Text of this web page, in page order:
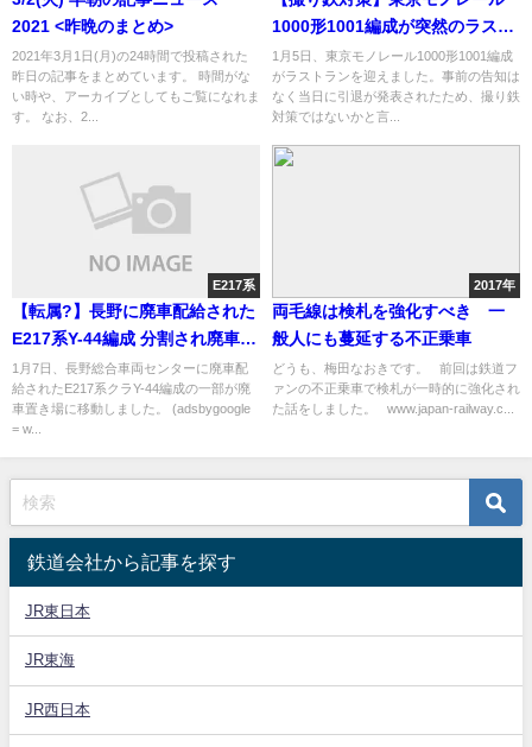
2021 <昨晩のまとめ>
2021年3月1日(月)の24時間で投稿された
昨日の記事をまとめています。 時間がな
い時や、アーカイブとしてもご覧になれま
す。 なお、2...
1000形1001編成が突然のラスト
ラン 事前の告知はなく引退は当
日に発表
1月5日、東京モノレール1000形1001編成
がラストランを迎えました。事前の告知は
なく当日に引退が発表されたため、撮り鉄
対策ではないかと言...
E217系
【転属?】長野に廃車配給された
E217系Y-44編成 分割され廃車置
き場に移動 一部車両は工場へ
1月7日、長野総合車両センターに廃車配
給されたE217系クラY-44編成の一部が廃
車置き場に移動しました。 (adsbygoogle
= w...
2017年
両毛線は検札を強化すべき 一
般人にも蔓延する不正乗車
どうも、梅田なおきです。 前回は鉄道フ
ァンの不正乗車で検札が一時的に強化され
た話をしました。 www.japan-railway.c...
鉄道会社から記事を探す
JR東日本
JR東海
JR西日本